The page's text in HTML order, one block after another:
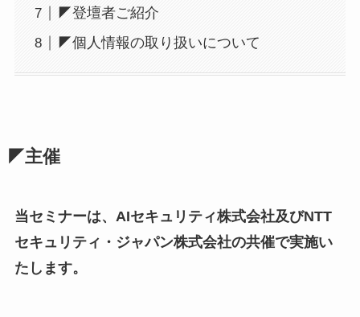
◤登壇者ご紹介
◤個人情報の取り扱いについて
◤主催
当セミナーは、AIセキュリティ株式会社及びNTT
セキュリティ・ジャパン株式会社の共催で実施い
たします。